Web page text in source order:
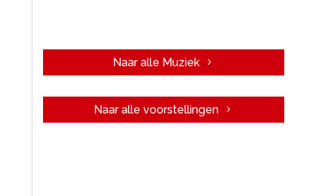
Naar alle Muziek
Naar alle voorstellingen